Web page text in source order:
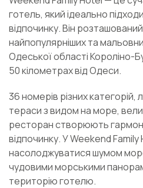
готель, який ідеально
відпочинку. Він
найпопулярніших та
Одеської області Короліно-
50 кілометрах від Одеси.
36 номерів різних категорій,
тераси з видом на море,
ресторан створюють
відпочинку. У Weekend
насолоджуватися шумом
чудовими морськими
територію готелю.